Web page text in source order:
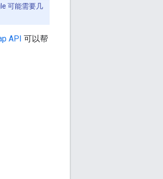
可能需要几
API 可以帮